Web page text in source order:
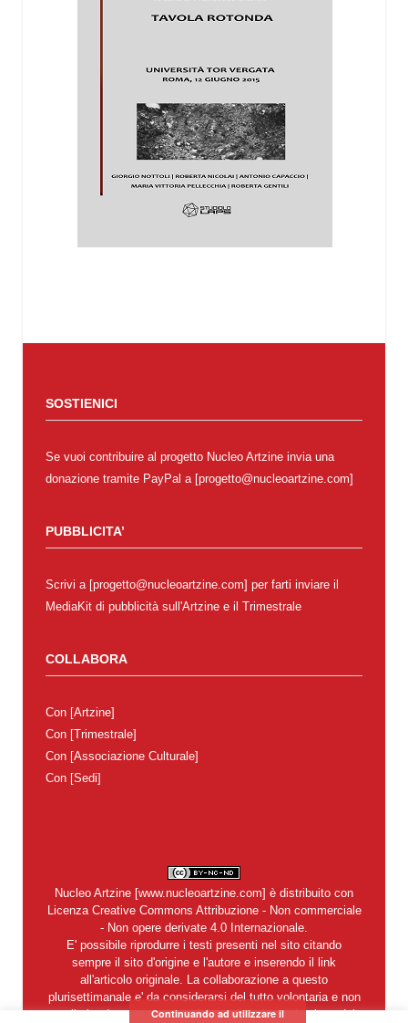
SOSTIENICI
Se vuoi contribuire al progetto Nucleo Artzine invia una
donazione tramite PayPal a [progetto@nucleoartzine.com]
PUBBLICITA’
Scrivi a [progetto@nucleoartzine.com] per farti inviare il
MediaKit di pubblicità sull'Artzine e il Trimestrale
COLLABORA
Con [Artzine]
Con [Trimestrale]
Con [Associazione Culturale]
Con [Sedi]
Nucleo Artzine [www.nucleoartzine.com] è distribuito con
Licenza Creative Commons Attribuzione - Non commerciale
- Non opere derivate 4.0 Internazionale
E' possibile riprodurre i testi presenti nel sito citando
sempre il sito d'origine e l'autore e inserendo il link
all'articolo originale. La collaborazione a questo
plurisettimanale e' da considerarsi del tutto volontaria e non
retribuita. In nessun caso si garantisce la restituzione dei
Continuando ad utilizzare il